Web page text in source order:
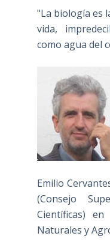
"La biología es
vida,
como agua del
Emilio
(Consejo
Científicas)
Naturales y